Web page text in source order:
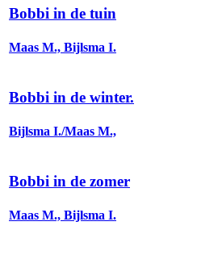
Bobbi in de tuin
Maas M., Bijlsma I.
Bobbi in de winter.
Bijlsma I./Maas M.,
Bobbi in de zomer
Maas M., Bijlsma I.